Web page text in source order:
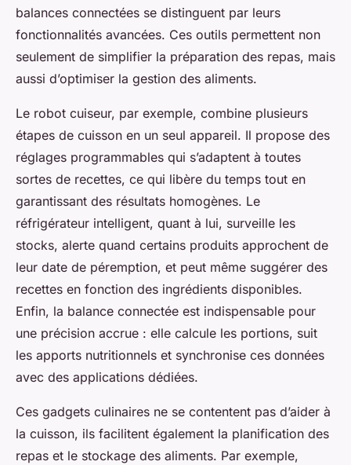
balances connectées se distinguent par leurs
fonctionnalités avancées. Ces outils permettent non
seulement de simplifier la préparation des repas, mais
aussi d’optimiser la gestion des aliments.
Le robot cuiseur, par exemple, combine plusieurs
étapes de cuisson en un seul appareil. Il propose des
réglages programmables qui s’adaptent à toutes
sortes de recettes, ce qui libère du temps tout en
garantissant des résultats homogènes. Le
réfrigérateur intelligent, quant à lui, surveille les
stocks, alerte quand certains produits approchent de
leur date de péremption, et peut même suggérer des
recettes en fonction des ingrédients disponibles.
Enfin, la balance connectée est indispensable pour
une précision accrue : elle calcule les portions, suit
les apports nutritionnels et synchronise ces données
avec des applications dédiées.
Ces gadgets culinaires ne se contentent pas d’aider à
la cuisson, ils facilitent également la planification des
repas et le stockage des aliments. Par exemple,